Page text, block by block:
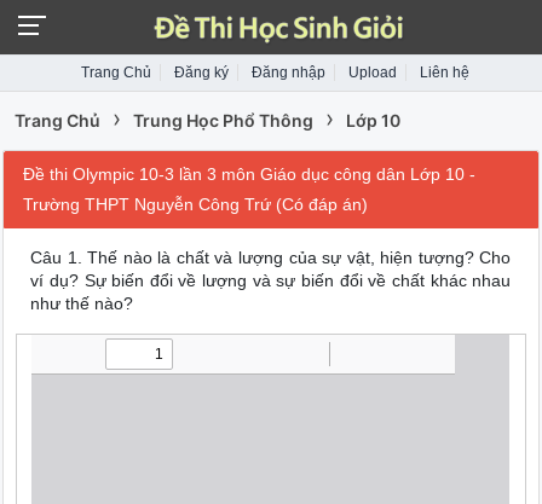
Trang Chủ Đăng ký Đăng nhập Upload Liên hệ
Trang Chủ › Trung Học Phổ Thông › Lớp 10
Đề thi Olympic 10-3 lần 3 môn Giáo dục công dân Lớp 10 -
Trường THPT Nguyễn Công Trứ (Có đáp án)
Câu 1. Thế nào là chất và lượng của sự vật, hiện tượng? Cho
ví dụ? Sự biến đổi về lượng và sự biến đổi về chất khác nhau
như thế nào?